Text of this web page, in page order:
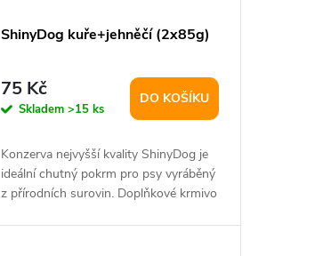
ShinyDog kuře+jehněčí (2x85g)
75 Kč
Skladem >15 ks
DO KOŠÍKU
Konzerva nejvyšší kvality ShinyDog je
ideální chutný pokrm pro psy vyráběný
z přírodních surovin. Doplňkové krmivo